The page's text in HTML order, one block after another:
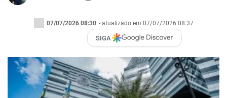
07/07/2026 08:30 - atualizado em 07/07/2026 08:37
SIGA